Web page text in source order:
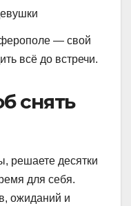
— свой
всё до встречи.
снять
решаете десятки
для себя.
ожиданий и